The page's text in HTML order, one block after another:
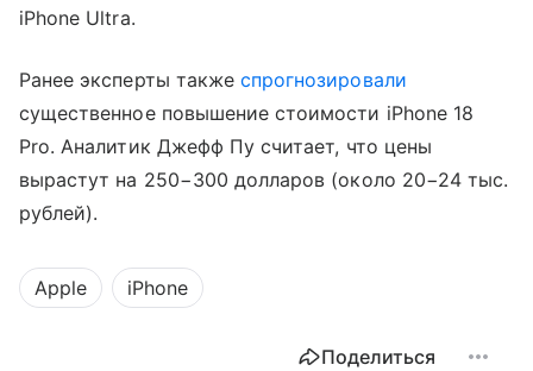
iPhone Ultra.
Ранее эксперты такжеспрогнозировали
существенное повышение стоимости iPhone 18
Pro. Аналитик Джефф Пу считает, что цены
вырастут на 250−300 долларов (около 20−24 тыс.
рублей).
Apple iPhone
Поделиться